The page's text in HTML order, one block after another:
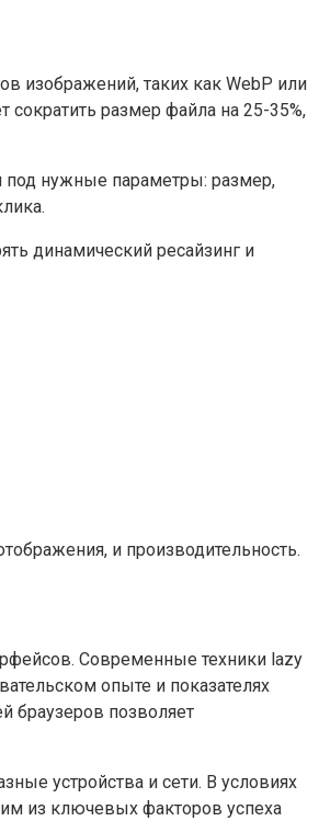
изображений, таких как WebP или
сократить размер файла на 25-35%,
под нужные параметры: размер,
динамический ресайзинг и
и производительность.
Современные техники lazy
опыте и показателях
браузеров позволяет
устройства и сети. В условиях
из ключевых факторов успеха